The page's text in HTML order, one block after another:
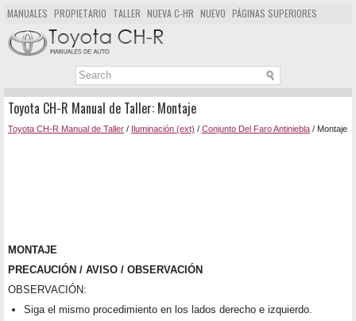
MANUALES PROPIETARIO TALLER NUEVA C-HR NUEVO PÁGINAS SUPERIORES
MAPA DEL SITIO
BUSCAR
Toyota CH-R Manual de Taller: Montaje
Toyota CH-R Manual de Taller / Iluminación (ext) / Conjunto Del Faro Antiniebla / Montaje
MONTAJE
PRECAUCIÓN / AVISO / OBSERVACIÓN
OBSERVACIÓN:
Siga el mismo procedimiento en los lados derecho e izquierdo.